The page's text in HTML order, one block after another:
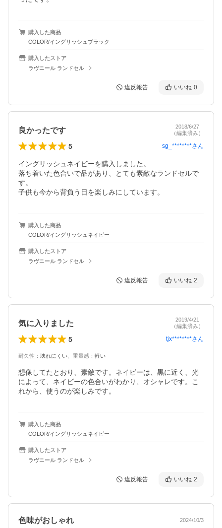
購入した商品
COLOR/イングリッシュブラック
購入したストア
ラヴニール ランドセル
違反報告 いいね 0
良かったです
2018/6/27
（編集済み）
5 sg_********さん
イングリッシュネイビーを購入しました。
落ち着いた色合いで品があり、とても素敵なランドセルで
す。
子供も今から背負う日を楽しみにしています。
購入した商品
COLOR/イングリッシュネイビー
購入したストア
ラヴニール ランドセル
違反報告 いいね 2
気に入りました
2019/4/21
（編集済み）
5 tjx********さん
耐久性 ： 壊れにくい 重量感 ： 軽い
想像してたとおり、素敵です。ネイビーは、黒に近く、光
によって、ネイビーの色合いがわかり、オシャレです。こ
れから、使うのが楽しみです。
購入した商品
COLOR/イングリッシュネイビー
購入したストア
ラヴニール ランドセル
違反報告 いいね 2
色味がおしゃれ 2024/10/3